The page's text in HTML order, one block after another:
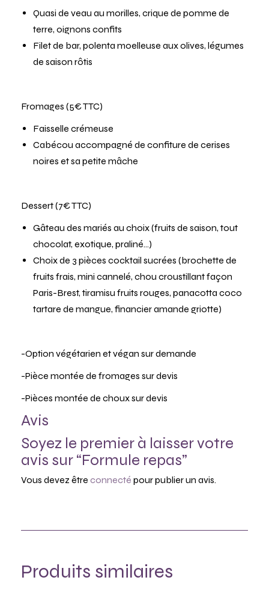
Quasi de veau au morilles, crique de pomme de
terre, oignons confits
Filet de bar, polenta moelleuse aux olives, légumes
de saison rôtis
Fromages (5€ TTC)
Faisselle crémeuse
Cabécou accompagné de confiture de cerises
noires et sa petite mâche
Dessert (7€ TTC)
Gâteau des mariés au choix (fruits de saison, tout
chocolat, exotique, praliné…)
Choix de 3 pièces cocktail sucrées (brochette de
fruits frais, mini cannelé, chou croustillant façon
Paris-Brest, tiramisu fruits rouges, panacotta coco
tartare de mangue, financier amande griotte)
-Option végétarien et végan sur demande
-Pièce montée de fromages sur devis
-Pièces montée de choux sur devis
Avis
Soyez le premier à laisser votre
avis sur “Formule repas”
Vous devez être connecté pour publier un avis.
Produits similaires